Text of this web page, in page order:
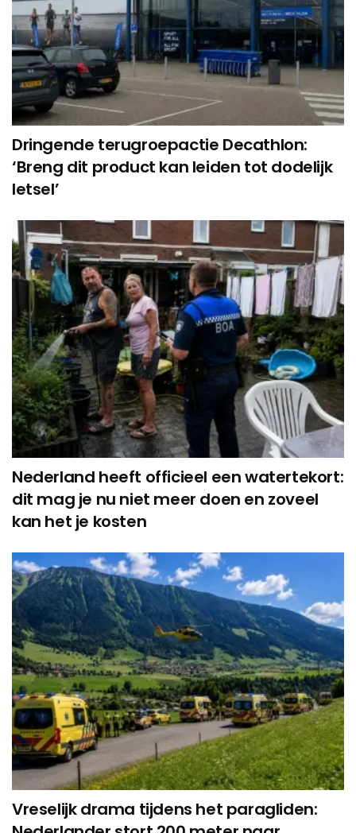
Dringende terugroepactie Decathlon:
‘Breng dit product kan leiden tot dodelijk
letsel’
Nederland heeft officieel een watertekort:
dit mag je nu niet meer doen en zoveel
kan het je kosten
Vreselijk drama tijdens het paragliden: